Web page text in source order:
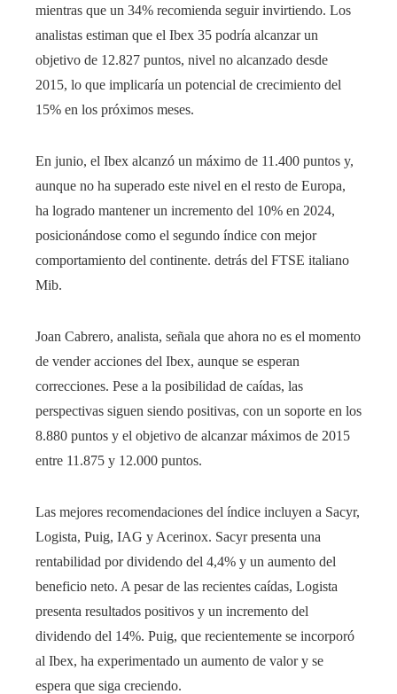
mientras que un 34% recomienda seguir invirtiendo. Los
analistas estiman que el Ibex 35 podría alcanzar un
objetivo de 12.827 puntos, nivel no alcanzado desde
2015, lo que implicaría un potencial de crecimiento del
15% en los próximos meses.
En junio, el Ibex alcanzó un máximo de 11.400 puntos y,
aunque no ha superado este nivel en el resto de Europa,
ha logrado mantener un incremento del 10% en 2024,
posicionándose como el segundo índice con mejor
comportamiento del continente. detrás del FTSE italiano
Mib.
Joan Cabrero, analista, señala que ahora no es el momento
de vender acciones del Ibex, aunque se esperan
correcciones. Pese a la posibilidad de caídas, las
perspectivas siguen siendo positivas, con un soporte en los
8.880 puntos y el objetivo de alcanzar máximos de 2015
entre 11.875 y 12.000 puntos.
Las mejores recomendaciones del índice incluyen a Sacyr,
Logista, Puig, IAG y Acerinox. Sacyr presenta una
rentabilidad por dividendo del 4,4% y un aumento del
beneficio neto. A pesar de las recientes caídas, Logista
presenta resultados positivos y un incremento del
dividendo del 14%. Puig, que recientemente se incorporó
al Ibex, ha experimentado un aumento de valor y se
espera que siga creciendo.